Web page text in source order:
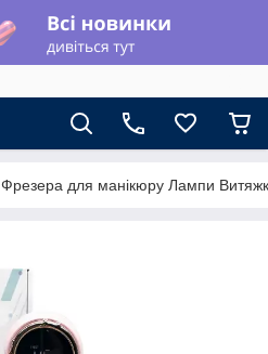
Фрезера для манікюру Лампи